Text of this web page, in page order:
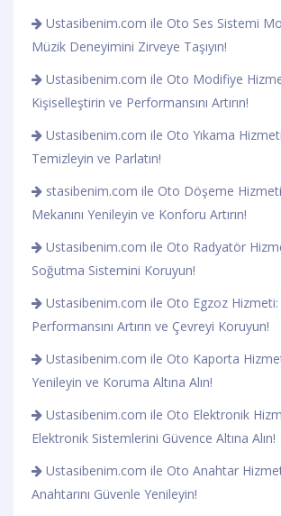
Ustasibenim.com ile Oto Ses Sistemi
Müzik Deneyimini Zirveye Taşıyın!
Ustasibenim.com ile Oto Modifiye
Kişiselleştirin ve Performansını Artırın!
Ustasibenim.com ile Oto Yıkama Hizmeti:
Temizleyin ve Parlatın!
stasibenim.com ile Oto Döşeme Hizmeti:
Mekanını Yenileyin ve Konforu Artırın!
Ustasibenim.com ile Oto Radyatör
Soğutma Sistemini Koruyun!
Ustasibenim.com ile Oto Egzoz Hizmeti:
Performansını Artırın ve Çevreyi Koruyun!
Ustasibenim.com ile Oto Kaporta
Yenileyin ve Koruma Altına Alın!
Ustasibenim.com ile Oto Elektronik
Elektronik Sistemlerini Güvence Altına Alın!
Ustasibenim.com ile Oto Anahtar
Anahtarını Güvenle Yenileyin!